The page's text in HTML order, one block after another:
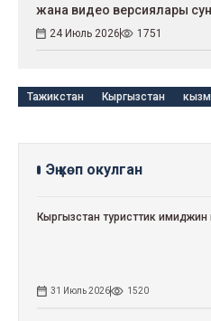
жана видео версиялары
24 Июль 2026 1751
Тажикстан Кыргызстан
Эң көп окулган
Кыргызстан туристтик имиджин
31 Июль 2026 1520